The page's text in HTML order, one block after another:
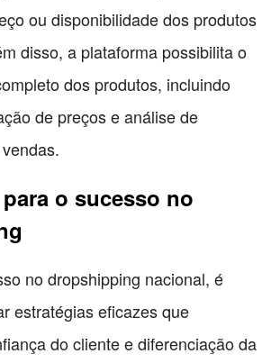
ou disponibilidade dos produtos
disso, a plataforma possibilita o
dos produtos, incluindo
de preços e análise de
o sucesso no
no dropshipping nacional, é
estratégias eficazes que
do cliente e diferenciação da